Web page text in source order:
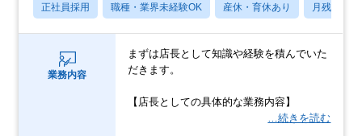
正社員採用 職種・業界未経験OK 産休・育休あり 月残業20
業務内容
まずは店長として知識や経験を積んでいた
だきます。
【店長としての具体的な業務内容】
…続きを読む